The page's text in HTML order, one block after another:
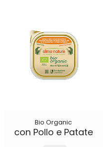
Bio Organic
con Pollo e Patate